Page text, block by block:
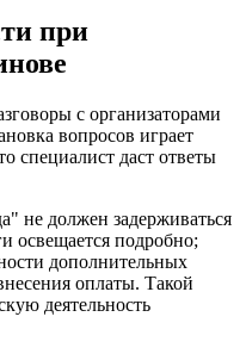
при
с организаторами
вопросов играет
специалист даст ответы
не должен задерживаться
освещается подробно;
дополнительных
оплаты. Такой
деятельность